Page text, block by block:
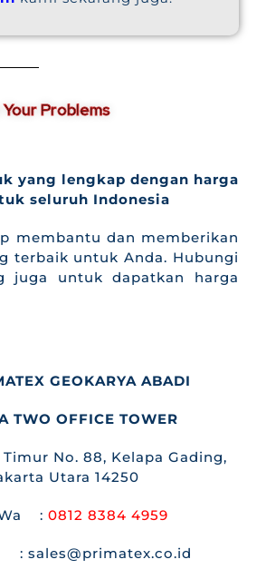
Problems
yang lengkap dengan harga
seluruh Indonesia
membantu dan memberikan
terbaik untuk Anda. Hubungi
juga untuk dapatkan harga
GEOKARYA ABADI
TWO OFFICE TOWER
No. 88, Kelapa Gading,
Utara 14250
: 0812 8384 4959